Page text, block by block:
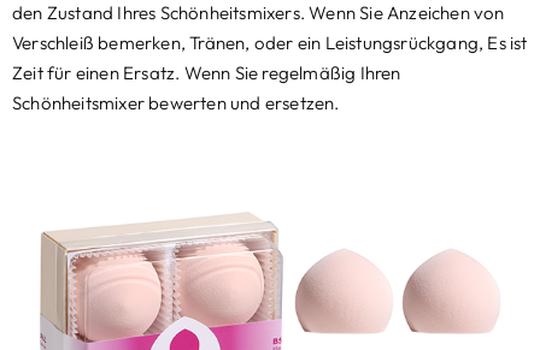
den Zustand Ihres Schönheitsmixers. Wenn Sie Anzeichen von
Verschleiß bemerken, Tränen, oder ein Leistungsrückgang, Es ist
Zeit für einen Ersatz. Wenn Sie regelmäßig Ihren
Schönheitsmixer bewerten und ersetzen.